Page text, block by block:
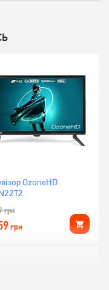
OzoneHD
грн
грн